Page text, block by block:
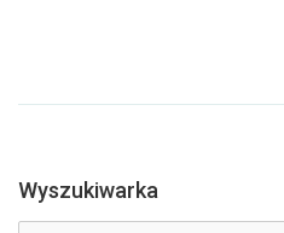
Wyszukiwarka